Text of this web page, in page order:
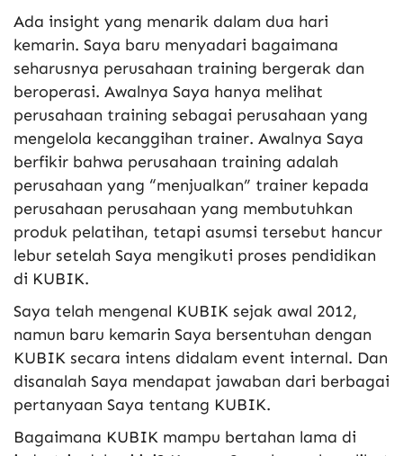
Ada insight yang menarik dalam dua hari
kemarin. Saya baru menyadari bagaimana
seharusnya perusahaan training bergerak dan
beroperasi. Awalnya Saya hanya melihat
perusahaan training sebagai perusahaan yang
mengelola kecanggihan trainer. Awalnya Saya
berfikir bahwa perusahaan training adalah
perusahaan yang “menjualkan” trainer kepada
perusahaan perusahaan yang membutuhkan
produk pelatihan, tetapi asumsi tersebut hancur
lebur setelah Saya mengikuti proses pendidikan
di KUBIK.
Saya telah mengenal KUBIK sejak awal 2012,
namun baru kemarin Saya bersentuhan dengan
KUBIK secara intens didalam event internal. Dan
disanalah Saya mendapat jawaban dari berbagai
pertanyaan Saya tentang KUBIK.
Bagaimana KUBIK mampu bertahan lama di